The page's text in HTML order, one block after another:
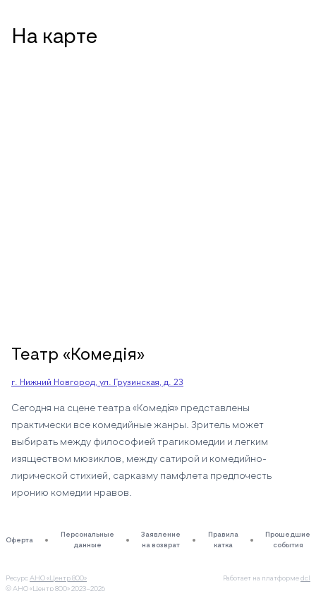
На карте
Театр «Комедiя»
г. Нижний Новгород, ул. Грузинская, д. 23
Сегодня на сцене театра «Комедiя» представлены
практически все комедийные жанры. Зритель может
выбирать между философией трагикомедии и легким
изяществом мюзиклов, между сатирой и комедийно-
лирической стихией, сарказму памфлета предпочесть
иронию комедии нравов.
Оферта
Персональные
данные
Заявление
на возврат
Правила
катка
Прошедшие
события
Ресурс АНО «Центр 800»
© АНО «Центр 800» 2023–2026
Работает на платформе dcl